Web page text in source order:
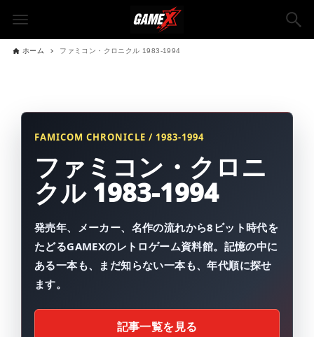
ホーム ファミコン・クロニクル 1983-1994
FAMICOM CHRONICLE / 1983-1994
ファミコン・クロニ
クル 1983-1994
発売年、メーカー、名作の流れから8ビット時代を
たどるGAMEXのレトロゲーム資料館。記憶の中に
ある一本も、まだ知らない一本も、年代順に探せ
ます。
記事一覧を見る